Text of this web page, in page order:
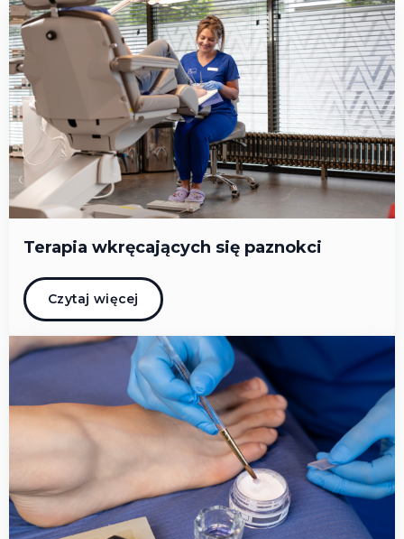
Terapia wkręcających się paznokci
Czytaj więcej